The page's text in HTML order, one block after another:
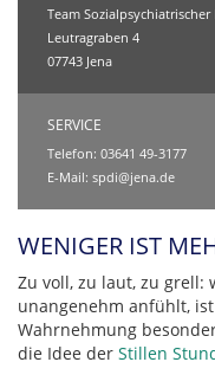
Team Sozialpsychiatrischer
Leutragraben 4
07743 Jena
SERVICE
Telefon: 03641 49-3177
E-Mail: spdi@jena.de
WENIGER IST
Zu voll, zu laut, zu grell:
unangenehm anfühlt,
Wahrnehmung
die Idee der Stillen